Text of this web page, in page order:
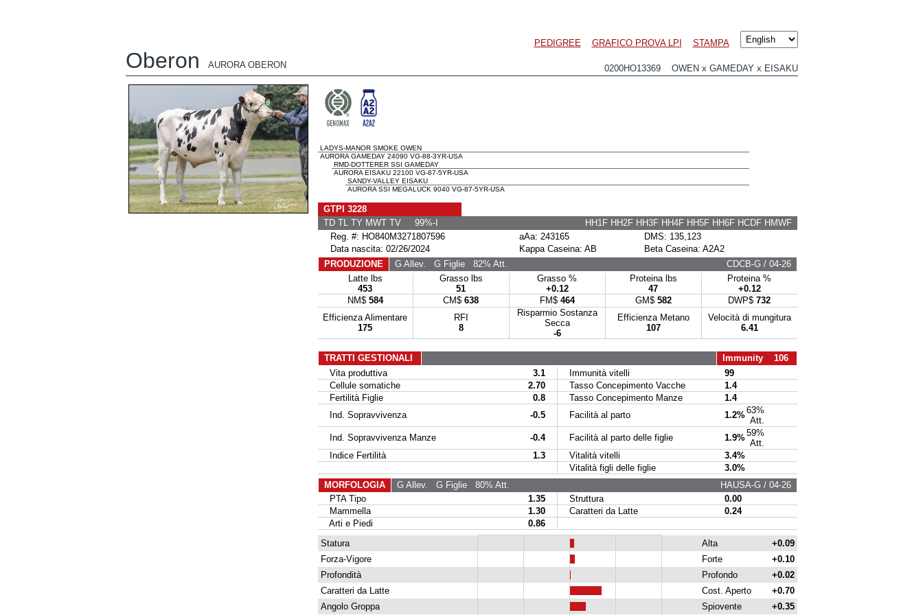
PEDIGREE GRAFICO PROVA LPI STAMPA
Oberon AURORA OBERON 0200HO13369 OWEN x GAMEDAY x EISAKU
LADYS-MANOR SMOKE OWEN
AURORA GAMEDAY 24090 VG-88-3YR-USA
RMD-DOTTERER SSI GAMEDAY
AURORA EISAKU 22100 VG-87-5YR-USA
SANDY-VALLEY EISAKU
AURORA SSI MEGALUCK 9040 VG-87-5YR-USA
GTPI 3228
TD TL TY MWT TV 99%-I
HH1F HH2F HH3F HH4F HH5F HH6F HCDF HMWF
Reg. #: HO840M3271807596
aAa: 243165
DMS: 135,123
Data nascita: 02/26/2024
Kappa Caseina: AB
Beta Caseina: A2A2
PRODUZIONE
G Allev. G Figlie82% Att.
CDCB-G / 04-26
Latte lbs
453
Grasso lbs
51
Grasso %
+0.12
Proteina lbs
47
Proteina %
+0.12
NM$ 584 CM$ 638 FM$ 464 GM$ 582 DWP$ 732
Efficienza Alimentare
175
RFI
8
Risparmio Sostanza
Secca
-6
Efficienza Metano
107
Velocità di mungitura
6.41
TRATTI GESTIONALI
Immunity 106
Vita produttiva
3.1 Immunità vitelli
99
Cellule somatiche
2.70 Tasso Concepimento Vacche
1.4
Fertilità Figlie
0.8 Tasso Concepimento Manze
1.4
Ind. Sopravvivenza
-0.5 Facilità al parto 1.2%63%
Att.
Ind. Sopravvivenza Manze
-0.4 Facilità al parto delle figlie 1.9%59%
Att.
Indice Fertilità
1.3 Vitalità vitelli
3.4%
Vitalità figli delle figlie
3.0%
MORFOLOGIA
G Allev. G Figlie80% Att.
HAUSA-G / 04-26
PTA Tipo
1.35 Struttura
0.00
Mammella
1.30 Caratteri da Latte
0.24
Arti e Piedi
0.86
Statura
Alta
+0.09
Forza-Vigore
Forte
+0.10
Profondità
Profondo
+0.02
Caratteri da Latte
Cost. Aperto
+0.70
Angolo Groppa
Spiovente +0.35